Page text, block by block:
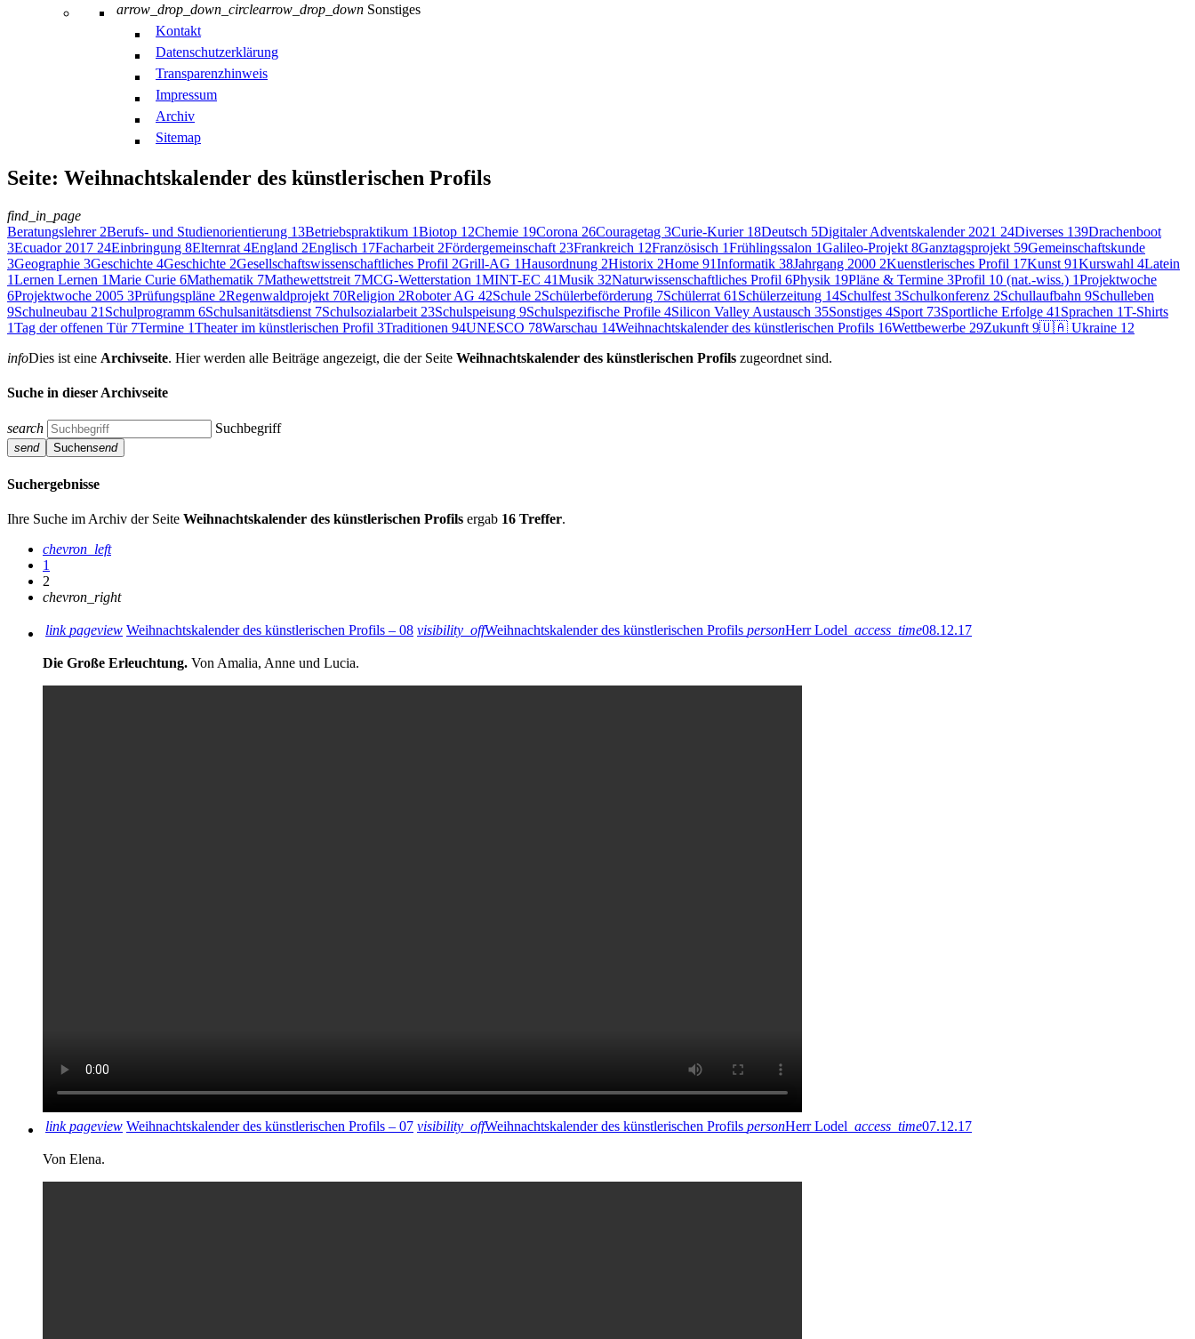
arrow_drop_down_circlearrow_drop_down Sonstiges
Kontakt
Datenschutzerklärung
Transparenzhinweis
Impressum
Archiv
Sitemap
Seite: Weihnachtskalender des künstlerischen Profils
find_in_page
Beratungslehrer 2Berufs- und Studienorientierung 13Betriebspraktikum 1Biotop 12Chemie 19Corona 26Couragetag 3Curie-Kurier 18Deutsch 5Digitaler Adventskalender 2021 24Diverses 139Drachenboot
3Ecuador 2017 24Einbringung 8Elternrat 4England 2Englisch 17Facharbeit 2Fördergemeinschaft 23Frankreich 12Französisch 1Frühlingssalon 1Galileo-Projekt 8Ganztagsprojekt 59Gemeinschaftskunde
3Geographie 3Geschichte 4Geschichte 2Gesellschaftswissenschaftliches Profil 2Grill-AG 1Hausordnung 2Historix 2Home 91Informatik 38Jahrgang 2000 2Kuenstlerisches Profil 17Kunst 91Kurswahl 4Latein
1Lernen Lernen 1Marie Curie 6Mathematik 7Mathewettstreit 7MCG-Wetterstation 1MINT-EC 41Musik 32Naturwissenschaftliches Profil 6Physik 19Pläne & Termine 3Profil 10 (nat.-wiss.) 1Projektwoche
6Projektwoche 2005 3Prüfungspläne 2Regenwaldprojekt 70Religion 2Roboter AG 42Schule 2Schülerbeförderung 7Schülerrat 61 Schülerzeitung 14Schulfest 3Schulkonferenz 2Schullaufbahn 9Schulleben
9Schulneubau 21 Schulprogramm 6Schulsanitätsdienst 7Schulsozialarbeit 23Schulspeisung 9Schulspezifische Profile 4Silicon Valley Austausch 35Sonstiges 4Sport 73Sportliche Erfolge 41 Sprachen 1T-Shirts
1Tag der offenen Tür 7Termine 1Theater im künstlerischen Profil 3Traditionen 94UNESCO 78Warschau 14Weihnachtskalender des künstlerischen Profils 16Wettbewerbe 29Zukunft 9🇺🇦 Ukraine 12
infoDies ist eine Archivseite. Hier werden alle Beiträge angezeigt, die der Seite Weihnachtskalender des künstlerischen Profils zugeordnet sind.
Suche in dieser Archivseite
search Suchbegriff
send Suchensend
Suchergebnisse
Ihre Suche im Archiv der Seite Weihnachtskalender des künstlerischen Profils ergab 16 Treffer.
chevron_left
1
2
chevron_right
link pageview Weihnachtskalender des künstlerischen Profils – 08 visibility_offWeihnachtskalender des künstlerischen Profils personHerr Lodel access_time08.12.17
Die Große Erleuchtung. Von Amalia, Anne und Lucia.
link pageview Weihnachtskalender des künstlerischen Profils – 07 visibility_offWeihnachtskalender des künstlerischen Profils personHerr Lodel access_time07.12.17
Von Elena.